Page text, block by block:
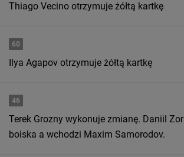
Thiago Vecino otrzymuje żółtą kartkę
60
Ilya Agapov otrzymuje żółtą kartkę
46
Terek Grozny wykonuje zmianę. Daniil
boiska a wchodzi Maxim Samorodov.